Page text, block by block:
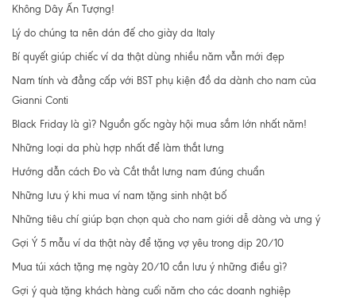
Không Dây Ấn Tượng!
Lý do chúng ta nên dán đế cho giày da Italy
Bí quyết giúp chiếc ví da thật dùng nhiều năm vẫn mới đẹp
Nam tính và đẳng cấp với BST phụ kiện đồ da dành cho nam của
Gianni Conti
Black Friday là gì? Nguồn gốc ngày hội mua sắm lớn nhất năm!
Những loại da phù hợp nhất để làm thắt lưng
Hướng dẫn cách Đo và Cắt thắt lưng nam đúng chuẩn
Những lưu ý khi mua ví nam tặng sinh nhật bố
Những tiêu chí giúp bạn chọn quà cho nam giới dễ dàng và ưng ý
Gợi Ý 5 mẫu ví da thật này để tặng vợ yêu trong dịp 20/10
Mua túi xách tặng mẹ ngày 20/10 cần lưu ý những điều gì?
Gợi ý quà tặng khách hàng cuối năm cho các doanh nghiệp